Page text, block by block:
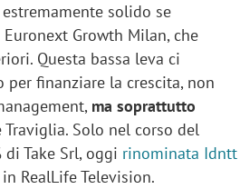
solido se
Growth Milan, che
Questa bassa leva ci
per finanziare la crescita, non
ma soprattutto
Traviglia. Solo nel corso del
Take Srl, oggi rinominata Idntt
RealLife Television.